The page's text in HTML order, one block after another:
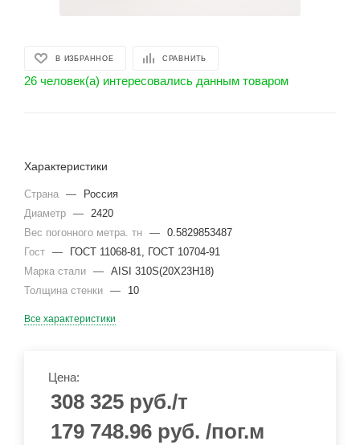
В ИЗБРАННОЕ СРАВНИТЬ
26 человек(а) интересовались данным товаром
Характеристики
Страна —
Россия
Диаметр — 2420
Вес погонного метра. тн — 0.5829853487
Гост —
ГОСТ 11068-81, ГОСТ 10704-91
Марка стали — AISI 310S(20Х23Н18)
Толщина стенки — 10
Все характеристики
Цена:
308 325 руб./т
179 748.96 руб. /пог.м